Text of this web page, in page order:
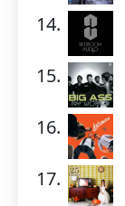
14.
15.
16.
17.